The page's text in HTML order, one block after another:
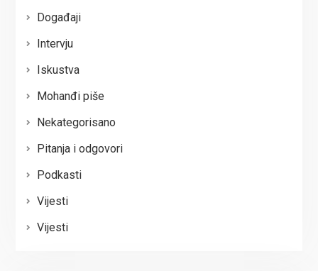
Događaji
Intervju
Iskustva
Mohanđi piše
Nekategorisano
Pitanja i odgovori
Podkasti
Vijesti
Vijesti